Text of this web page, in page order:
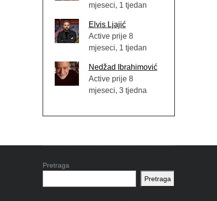
mjeseci, 1 tjedan
Elvis Ljajić
Active prije 8
mjeseci, 1 tjedan
Nedžad Ibrahimović
Active prije 8
mjeseci, 3 tjedna
Pretraga
Pretraga